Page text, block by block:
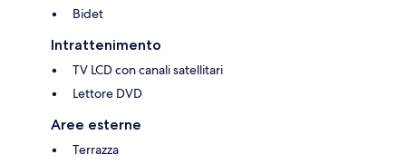
Bidet
Intrattenimento
TV LCD con canali satellitari
Lettore DVD
Aree esterne
Terrazza